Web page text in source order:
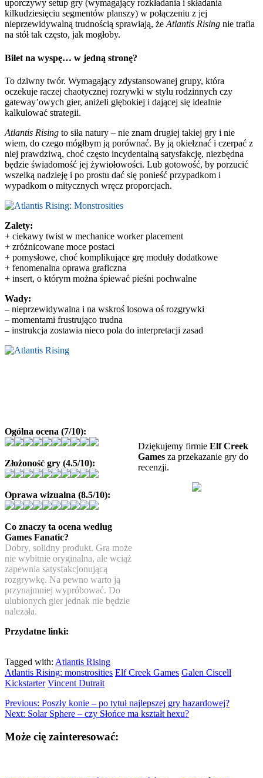
uporczywy setup gry (wymagający rozkładania i składania
kilkudziesięciu segmentów planszy) w połączeniu z jej
nieprzewidywalną trudnością sprawiają, że Atlantis Rising nie trafia
na stół tak często, jak mogłoby.
Bilet na wyspę… w jedną stronę?
To dziwny twór. Wymagający zdystansowanej grupy, która
oczekuje raczej chaotycznej rozrywki w stylu rodzinnych czy
gateway’owych gier, aniżeli głębokiej i dającej się idealnie
kalkulować strategii.
Atlantis Rising to siła natury – nie znam drugiej takiej gry i nie
wiem, do czego mógłbym ją porównać. By ją okiełznać i czerpać z
niej prawdziwą, choć często incydentalną satysfakcję, niezbędna
będzie świadomość jej żywiołowości. Lub gotowość, by porzucić
wszelką nadzieję i po prostu dać się ponieść przypadkom i
wypadkom o mitycznych wręcz proporcjach.
Zalety:
+ ciekawy twist w mechanice worker placement
+ zróżnicowane moce postaci
+ pomysłowe, choć komplikujące grę moduły dodatkowe
+ fenomenalna oprawa graficzna
+ insert, o którym można śpiewać pieśni pochwalne
Wady:
– nieprzewidywalna i na wskroś losowa oś rozgrywki
– momentami frustrująco trudna
– instrukcja zostawia nieco pola do interpretacji zasad
Dziękujemy firmie Elf Creek
Games za przekazanie gry do
recenzji.
Ogólna ocena (7/10):
Złożoność gry (4.5/10):
Oprawa wizualna (8.5/10):
Co znaczy ta ocena według
Games Fanatic?
Dobry, solidny produkt. Gra może
nie wybitnie oryginalna, ale wciąż
zapewnia satysfakcjonującą
rozgrywkę. Na pewno warto ją
przynajmniej wypróbować. Do
ulubionych gier jednak nie będzie
należała.
Przydatne linki:
Tagged with: Atlantis Rising
Atlantis Rising: monstrosities Elf Creek Games Galen Ciscell
Kickstarter Vincent Dutrait
Previous: Poszły konie – po tytuł najlepszej gry hazardowej?
Next: Solar Sphere – czy Słońce ma kształt hexu?
Może cię zainteresować: